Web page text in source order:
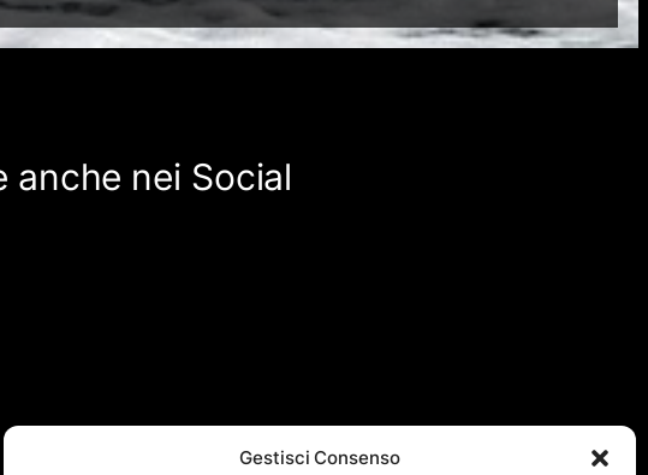
Gestisci Consenso
anche nei Social